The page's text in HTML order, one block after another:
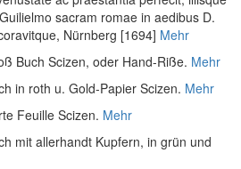
sacram romae in aedibus D.
, Nürnberg [1694] Mehr
Buch Scizen, oder Hand-Riße. Mehr
in roth u. Gold-Papier Scizen. Mehr
Feuille Scizen. Mehr
mit allerhandt Kupfern, in grün und